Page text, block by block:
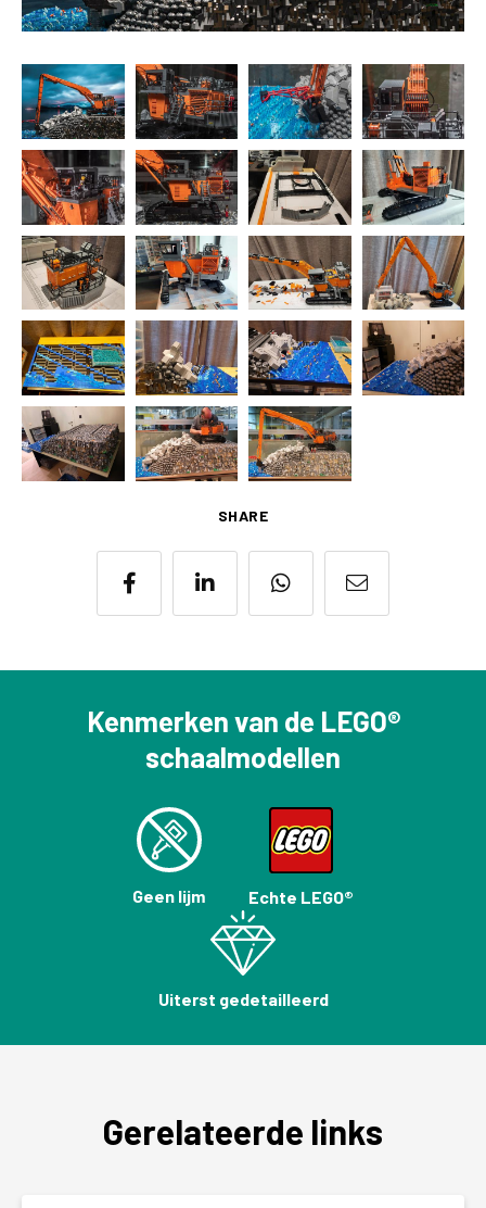
SHARE
Kenmerken van de LEGO®
schaalmodellen
Geen lijm Echte LEGO®
Uiterst gedetailleerd
Gerelateerde links